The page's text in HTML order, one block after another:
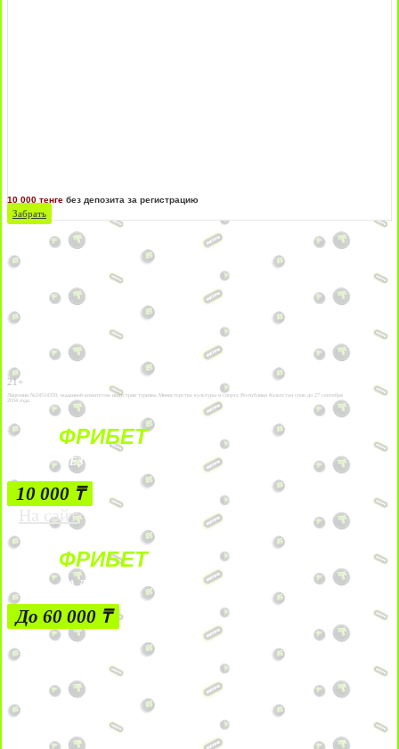
10 000 тенге без депозита за регистрацию
Забрать
21+
Лицензии №24514359, выданной комитетом индустрии туризма Министерства культуры и спорта Республики Казахстан срок до 27 сентября
2034 года.
ФРИБЕТ
БЕЗ УСЛОВИЙ
10 000 ₸
На сайт
ФРИБЕТ
ЗА ДЕПОЗИТЫ
До 60 000 ₸